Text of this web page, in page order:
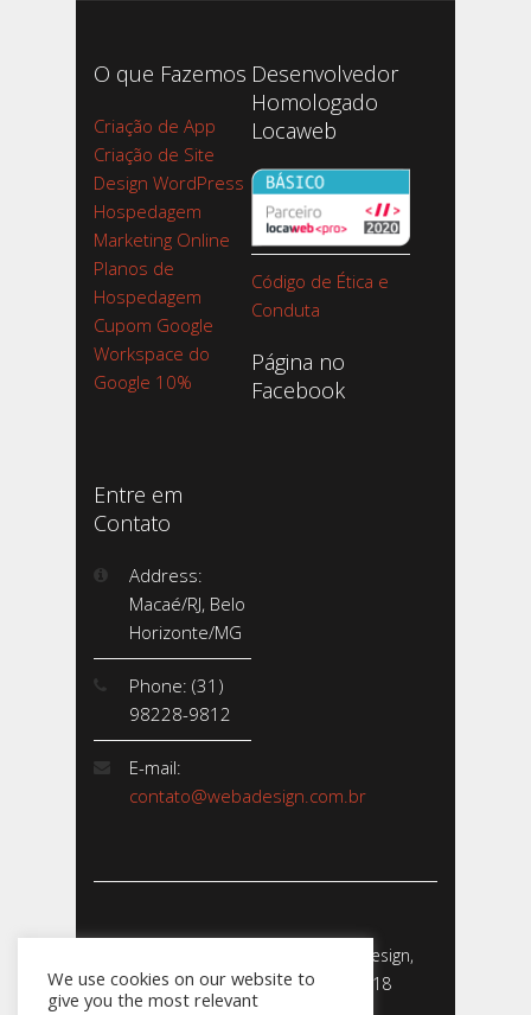
O que Fazemos
Criação de App
Criação de Site
Design WordPress
Hospedagem
Marketing Online
Planos de
Hospedagem
Cupom Google
Workspace do
Google 10%
Desenvolvedor
Homologado
Locaweb
Código de Ética e
Conduta
Página no
Facebook
Entre em
Contato
Address:
Macaé/RJ, Belo
Horizonte/MG
Phone: (31)
98228-9812
E-mail:
contato@webadesign.com.br
Webadesign - Empresa de Webdesign,
Desenvolvimento de Sites - 2018
We use cookies on our website to
give you the most relevant